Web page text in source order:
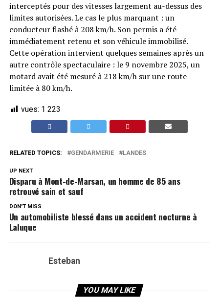
interceptés pour des vitesses largement au-dessus des
limites autorisées. Le cas le plus marquant : un
conducteur flashé à 208 km/h. Son permis a été
immédiatement retenu et son véhicule immobilisé.
Cette opération intervient quelques semaines après un
autre contrôle spectaculaire : le 9 novembre 2025, un
motard avait été mesuré à 218 km/h sur une route
limitée à 80 km/h.
vues: 1 223
RELATED TOPICS: GENDARMERIE LANDES
UP NEXT
Disparu à Mont-de-Marsan, un homme de 85 ans
retrouvé sain et sauf
DON'T MISS
Un automobiliste blessé dans un accident nocturne à
Laluque
Esteban
YOU MAY LIKE